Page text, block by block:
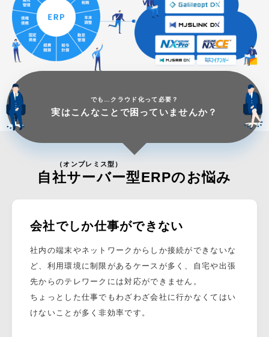
でも…クラウド化って必要？
実はこんなことで困っていませんか？
自社サーバー型
（オンプレミス型）
ERPのお悩み
会社でしか仕事ができない
社内の端末やネットワークからしか接続ができないな
ど、利用環境に制限があるケースが多く、自宅や出張
先からのテレワークには対応ができません。
ちょっとした仕事でもわざわざ会社に行かなくてはい
けないことが多く非効率です。